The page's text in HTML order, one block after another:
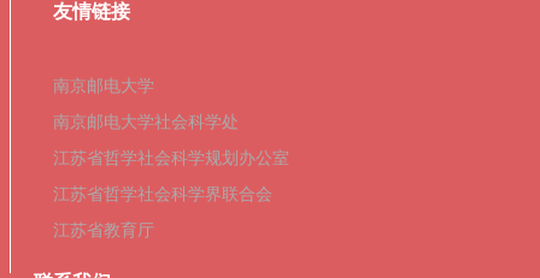
友情链接
南京邮电大学
南京邮电大学社会科学处
江苏省哲学社会科学规划办公室
江苏省哲学社会科学界联合会
江苏省教育厅